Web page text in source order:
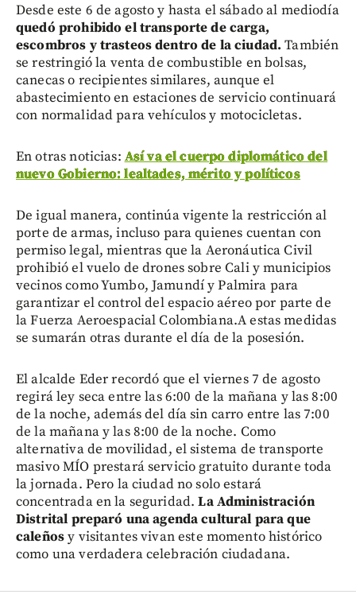
Desde este 6 de agosto y hasta el sábado al mediodía
quedó prohibido el transporte de carga,
escombros y trasteos dentro de la ciudad. También
se restringió la venta de combustible en bolsas,
canecas o recipientes similares, aunque el
abastecimiento en estaciones de servicio continuará
con normalidad para vehículos y motocicletas.
En otras noticias: Así va el cuerpo diplomático del
nuevo Gobierno: lealtades, mérito y políticos
De igual manera, continúa vigente la restricción al
porte de armas, incluso para quienes cuentan con
permiso legal, mientras que la Aeronáutica Civil
prohibió el vuelo de drones sobre Cali y municipios
vecinos como Yumbo, Jamundí y Palmira para
garantizar el control del espacio aéreo por parte de
la Fuerza Aeroespacial Colombiana.A estas medidas
se sumarán otras durante el día de la posesión.
El alcalde Eder recordó que el viernes 7 de agosto
regirá ley seca entre las 6:00 de la mañana y las 8:00
de la noche, además del día sin carro entre las 7:00
de la mañana y las 8:00 de la noche. Como
alternativa de movilidad, el sistema de transporte
masivo MÍO prestará servicio gratuito durante toda
la jornada. Pero la ciudad no solo estará
concentrada en la seguridad.La Administración
Distrital preparó una agenda cultural para que
caleñosy visitantes vivan este momento histórico
como una verdadera celebración ciudadana.